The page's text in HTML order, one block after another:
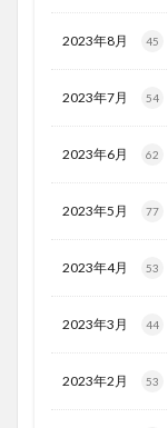
2023年8月 45
2023年7月 54
2023年6月 62
2023年5月 77
2023年4月 53
2023年3月 44
2023年2月 53